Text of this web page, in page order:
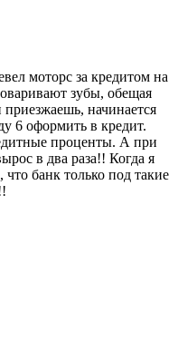
моторс за кредитом на
зубы, обещая
приезжаешь, начинается
6 оформить в кредит.
проценты. А при
в два раза!! Когда я
банк только под такие